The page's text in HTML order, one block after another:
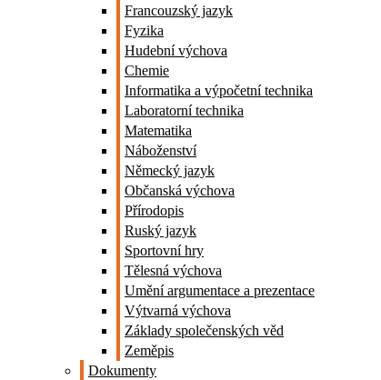
Francouzský jazyk
Fyzika
Hudební výchova
Chemie
Informatika a výpočetní technika
Laboratorní technika
Matematika
Náboženství
Německý jazyk
Občanská výchova
Přírodopis
Ruský jazyk
Sportovní hry
Tělesná výchova
Umění argumentace a prezentace
Výtvarná výchova
Základy společenských věd
Zeměpis
Dokumenty